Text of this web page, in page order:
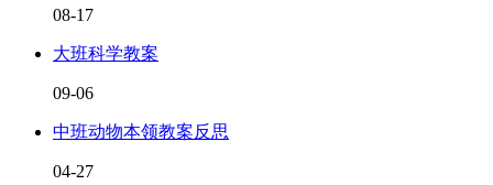
08-17
大班科学教案
09-06
中班动物本领教案反思
04-27